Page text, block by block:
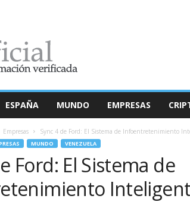
ESPAÑA MUNDO EMPRESAS
Empresas Sync 4 de Ford: El Sistema de Infoentretenimiento
MUNDO VENEZUELA
Ford: El Sistema de